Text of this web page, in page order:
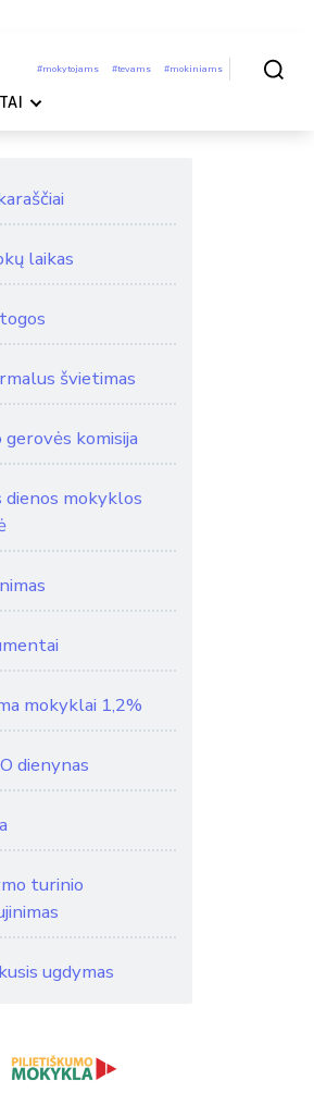
#mokytojams #tevams #mokiniams
laikas
švietimas
gerovės komisija
dienos mokyklos
mokyklai 1,2%
dienynas
turinio
ugdymas